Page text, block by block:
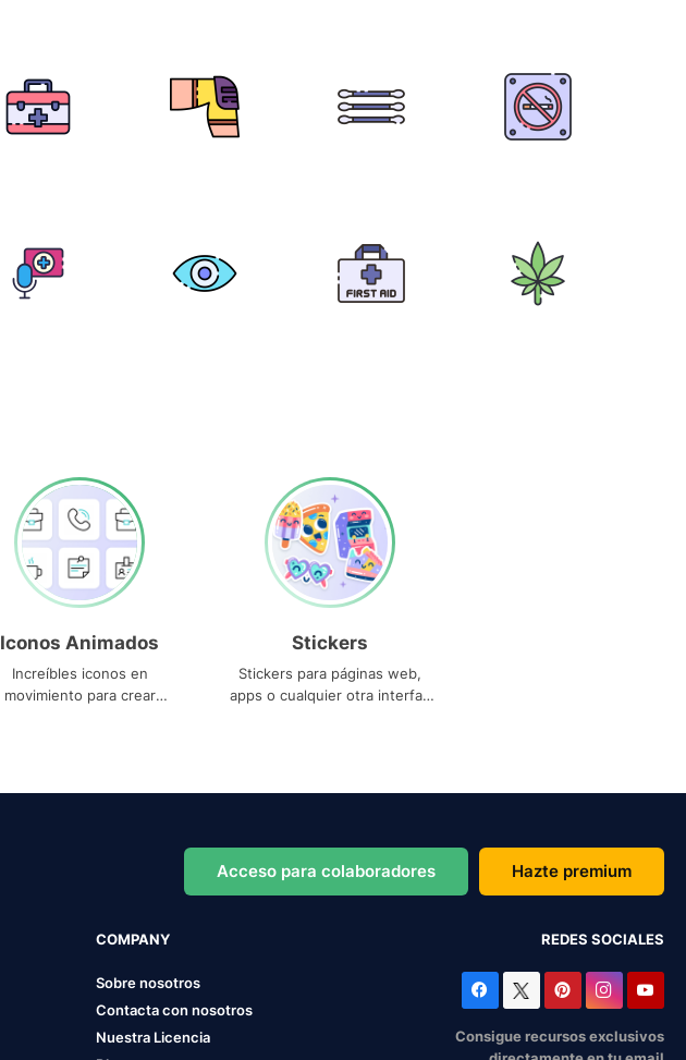
Iconos Animados
Increíbles iconos en
movimiento para crear
Stickers
Stickers para páginas web,
apps o cualquier otra interfaz
Acceso para colaboradores Hazte premium
COMPANY
Sobre nosotros
Contacta con nosotros
Nuestra Licencia
REDES SOCIALES
Consigue recursos exclusivos